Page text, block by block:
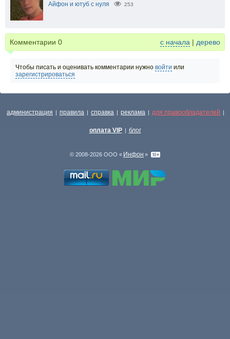
Айфон и ютуб с нуля 253
Комментарии 0 с начала | дерево
Чтобы писать и оценивать комментарии нужно войти или
зарегистрироваться
администрация | правила | справка | реклама | для правообладателей |
оплата VIP | блог
© 2008-2026 ООО « Инфон »